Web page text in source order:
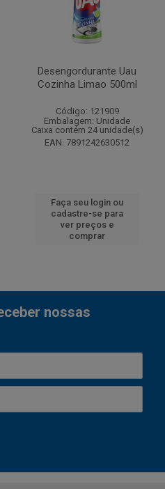
Desengordurante Uau
Cozinha Limao 500ml
Código: 121909
Embalagem: Unidade
Caixa contém 24 unidade(s)
EAN: 7891242630512
Faça seu login ou
cadastre-se para
ver preços e
comprar
nossas